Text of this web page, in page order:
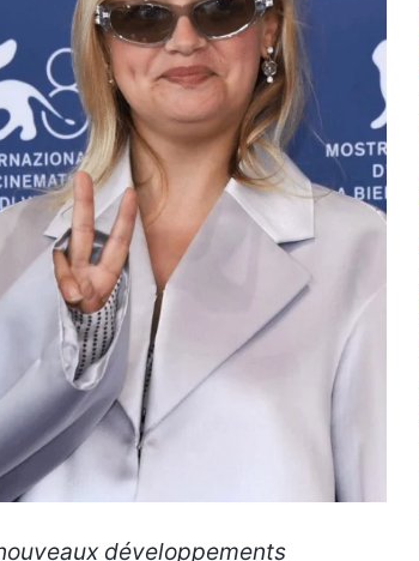
développements